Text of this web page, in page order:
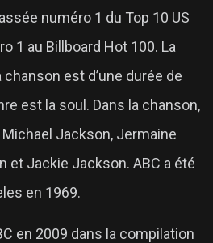
numéro 1 du Top 10 US
1 au Billboard Hot 100. La
est d’une durée de
est la soul. Dans la chanson,
Jackson, Jermaine
et Jackie Jackson. ABC a été
en 1969.
en 2009 dans la compilation